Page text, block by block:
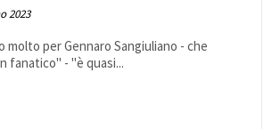
2023
per Gennaro Sangiuliano - che
fanatico" - "è quasi...